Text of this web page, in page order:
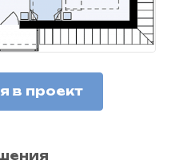
в проект